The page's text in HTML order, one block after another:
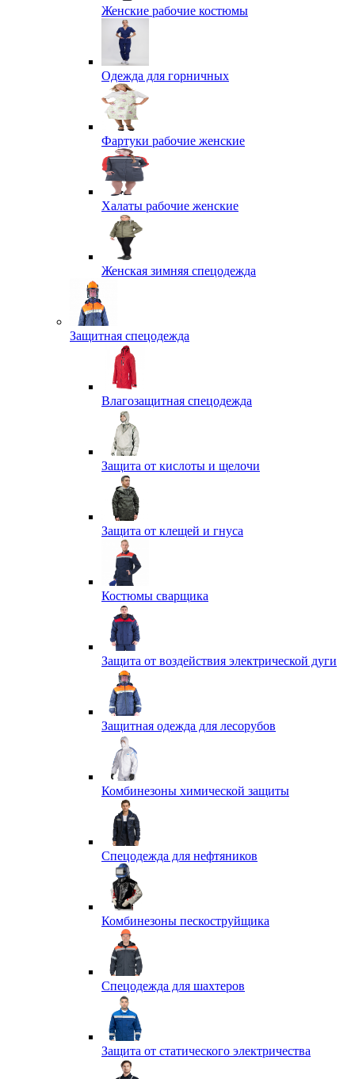
Женские рабочие костюмы
Одежда для горничных
Фартуки рабочие женские
Халаты рабочие женские
Женская зимняя спецодежда
Защитная спецодежда
Влагозащитная спецодежда
Защита от кислоты и щелочи
Защита от клещей и гнуса
Костюмы сварщика
Защита от воздействия электрической дуги
Защитная одежда для лесорубов
Комбинезоны химической защиты
Спецодежда для нефтяников
Комбинезоны пескоструйщика
Спецодежда для шахтеров
Защита от статического электричества